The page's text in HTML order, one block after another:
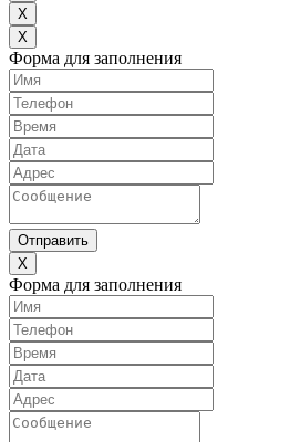
X
X
Форма для заполнения
Отправить
X
Форма для заполнения